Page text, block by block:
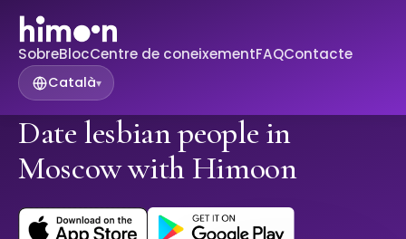
SobreBlocCentre de coneixementFAQContacte
Català▾
Date lesbian people in
Moscow with Himoon